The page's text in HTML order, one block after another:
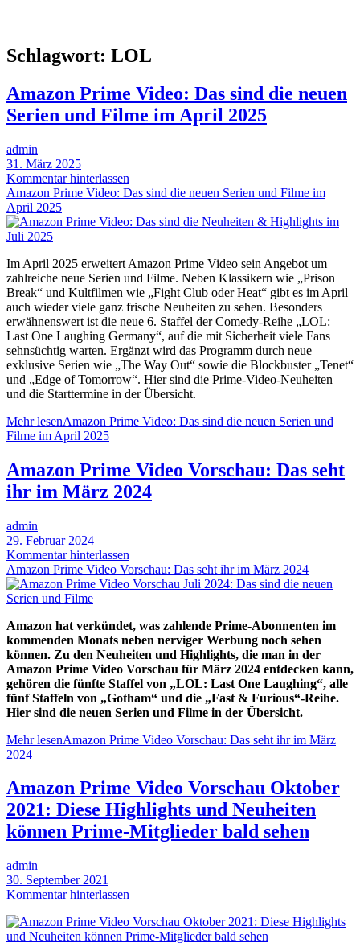
Schlagwort: LOL
Amazon Prime Video: Das sind die neuen
Serien und Filme im April 2025
admin
31. März 2025
Kommentar hinterlassen
Amazon Prime Video: Das sind die neuen Serien und Filme im
April 2025
Im April 2025 erweitert Amazon Prime Video sein Angebot um
zahlreiche neue Serien und Filme. Neben Klassikern wie „Prison
Break“ und Kultfilmen wie „Fight Club oder Heat“ gibt es im April
auch wieder viele ganz frische Neuheiten zu sehen. Besonders
erwähnenswert ist die neue 6. Staffel der Comedy-Reihe „LOL:
Last One Laughing Germany“, auf die mit Sicherheit viele Fans
sehnsüchtig warten. Ergänzt wird das Programm durch neue
exklusive Serien wie „The Way Out“ sowie die Blockbuster „Tenet“
und „Edge of Tomorrow“. Hier sind die Prime-Video-Neuheiten
und die Starttermine in der Übersicht.
Mehr lesenAmazon Prime Video: Das sind die neuen Serien und
Filme im April 2025
Amazon Prime Video Vorschau: Das seht
ihr im März 2024
admin
29. Februar 2024
Kommentar hinterlassen
Amazon Prime Video Vorschau: Das seht ihr im März 2024
Amazon hat verkündet, was zahlende Prime-Abonnenten im
kommenden Monats neben nerviger Werbung noch sehen
können. Zu den Neuheiten und Highlights, die man in der
Amazon Prime Video Vorschau für März 2024 entdecken kann,
gehören die fünfte Staffel von „LOL: Last One Laughing“, alle
fünf Staffeln von „Gotham“ und die „Fast & Furious“-Reihe.
Hier sind die neuen Serien und Filme in der Übersicht.
Mehr lesenAmazon Prime Video Vorschau: Das seht ihr im März
2024
Amazon Prime Video Vorschau Oktober
2021: Diese Highlights und Neuheiten
können Prime-Mitglieder bald sehen
admin
30. September 2021
Kommentar hinterlassen